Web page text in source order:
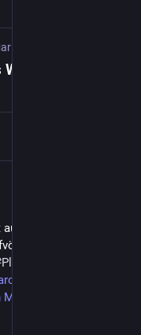
18
Moerser Friedhöfen
zum Einsatz
Plage
am Niederrhein